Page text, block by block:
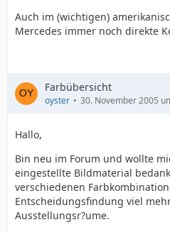
Auch im (wichtigen)
Mercedes immer noch direkte
Farbübersicht
oyster 30. November 2005
Hallo,
Bin neu im Forum und wollte
eingestellte Bildmaterial
verschiedenen
Entscheidungsfindung viel
Ausstellungsr?ume.